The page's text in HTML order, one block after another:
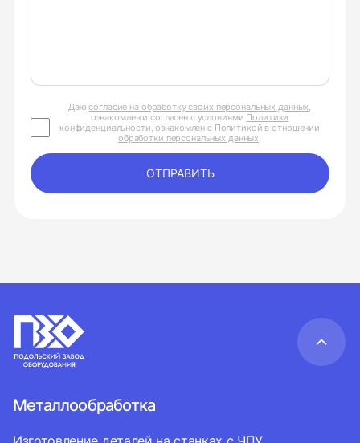
Даюсогласие на обработку своих персональных данных,
ознакомлен и согласен с условиями Политики
конфиденциальности, ознакомлен с Политикой в отношении
обработки персональных данных.
ОТПРАВИТЬ
Металлообработка